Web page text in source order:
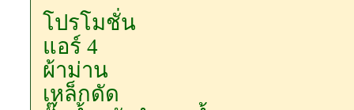
โปรโมชั่น
แอร์ 4
ผ้าม่าน
เหล็กดัด